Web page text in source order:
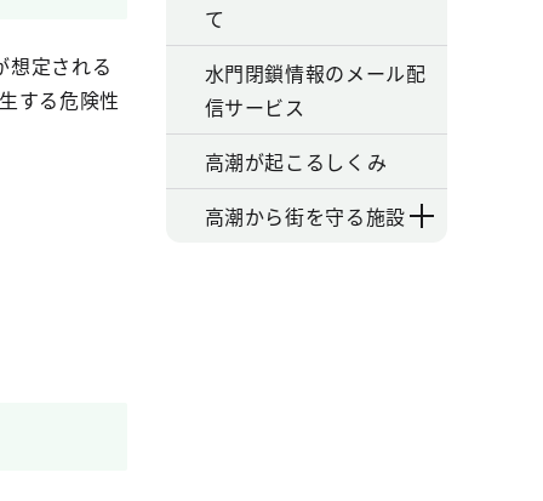
定される
する危険性
て
水門閉鎖情報のメール配
信サービス
高潮が起こるしくみ
高潮から街を守る施設